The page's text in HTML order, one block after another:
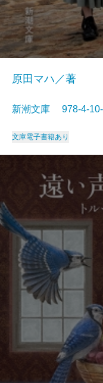
原田マハ／著
新潮文庫 978-4-
文庫電子書籍あり